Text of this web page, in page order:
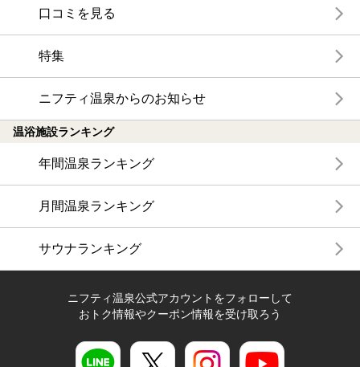
口コミを見る
特集
ニフティ温泉からのお知らせ
温浴施設ランキング
年間温泉ランキング
月間温泉ランキング
サウナランキング
ニフティ温泉公式アカウントをフォローして
おトク情報やクーポン情報を受け取ろう